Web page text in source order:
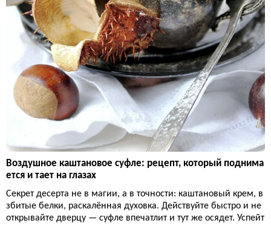
Воздушное каштановое суфле: рецепт, который поднима
ется и тает на глазах
Секрет десерта не в магии, а в точности: каштановый крем, в
збитые белки, раскалённая духовка. Действуйте быстро и не
открывайте дверцу — суфле впечатлит и тут же осядет. Успейт